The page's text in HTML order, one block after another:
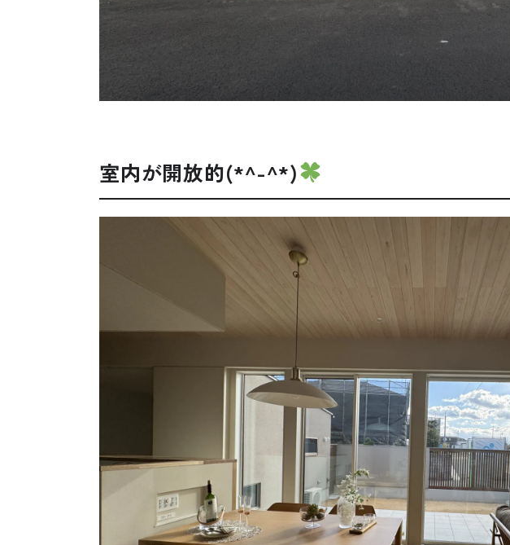
室内が開放的(*^-^*)